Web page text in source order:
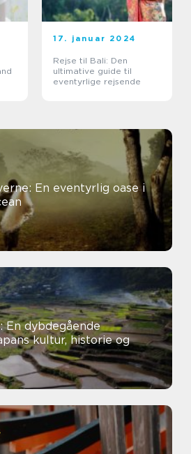
17. januar 2024
Rejse til Bali: Den
ultimative guide til
eventyrlige rejsende
En eventyrlig oase i
En dybdegående
kultur, historie og